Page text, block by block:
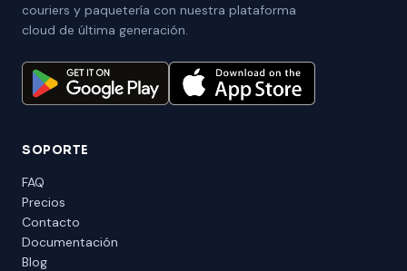
couriers y paquetería con nuestra plataforma
cloud de última generación.
SOPORTE
FAQ
Precios
Contacto
Documentación
Blog